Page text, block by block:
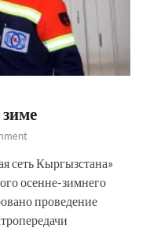
сеть Кыргызстана»
осенне-зимнего
проведение